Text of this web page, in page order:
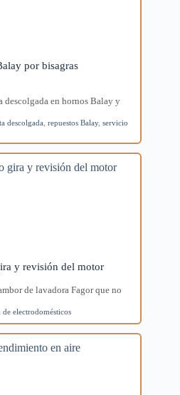
por bisagras
descolgada en hornos Balay y
descolgada repuestos Balay, servicio
y revisión del motor
de lavadora Fagor que no
de electrodomésticos